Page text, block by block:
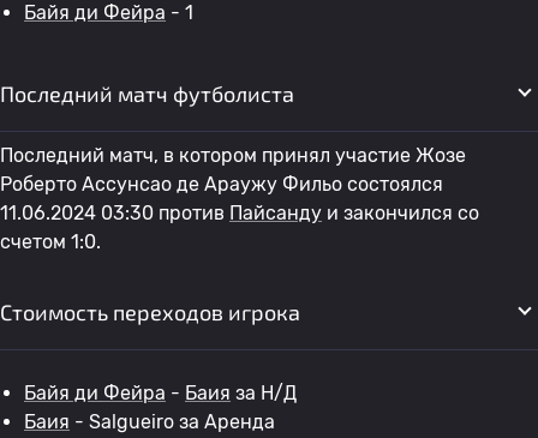
Байя ди Фейра - 1
Последний матч футболиста
Последний матч, в котором принял участие Жозе
Роберто Ассунсао де Араужу Фильо состоялся
11.06.2024 03:30 против Пайсанду и закончился со
счетом 1:0.
Стоимость переходов игрока
Байя ди Фейра - Баия за Н/Д
Баия - Salgueiro за Аренда